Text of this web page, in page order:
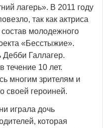
лагерь». В 2011 году
так как актриса
молодежного
«Бесстыжие».
Галлагер.
течение 10 лет.
многим зрителям и
своей героиней.
играла дочь
которая